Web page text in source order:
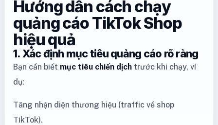
Hướng dẫn cách chạy
quảng cáo TikTok Shop
hiệu quả
1. Xác định mục tiêu quảng cáo rõ ràng
Bạn cần biết mục tiêu chiến dịch trước khi chạy, ví
dụ:
Tăng nhận diện thương hiệu (traffic về shop
TikTok).